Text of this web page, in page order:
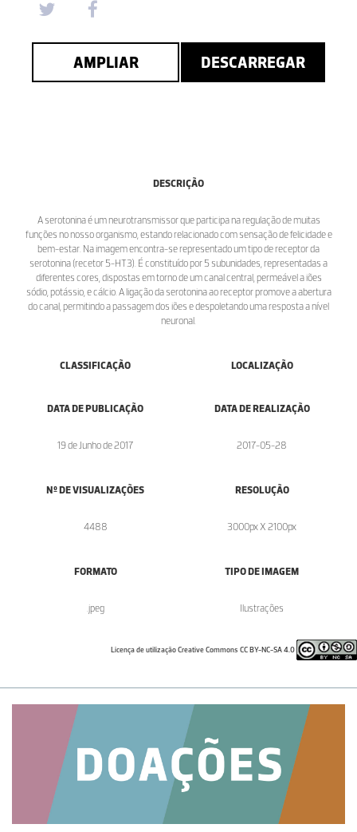
AMPLIAR DESCARREGAR
DESCRIÇÃO
A serotonina é um neurotransmissor que participa na regulação de muitas
funções no nosso organismo, estando relacionado com sensação de felicidade e
bem-estar. Na imagem encontra-se representado um tipo de receptor da
serotonina (recetor 5-HT3). É constituído por 5 subunidades, representadas a
diferentes cores, dispostas em torno de um canal central, permeável a iões
sódio, potássio, e cálcio. A ligação da serotonina ao receptor promove a abertura
do canal, permitindo a passagem dos iões e despoletando uma resposta a nível
neuronal.
CLASSIFICAÇÃO LOCALIZAÇÃO
DATA DE PUBLICAÇÃO
19 de Junho de 2017
DATA DE REALIZAÇÃO
2017-05-28
Nº DE VISUALIZAÇÕES
4488
RESOLUÇÃO
3000px X 2100px
FORMATO
.jpeg
TIPO DE IMAGEM
Ilustrações
Licença de utilização Creative Commons CC BY-NC-SA 4.0